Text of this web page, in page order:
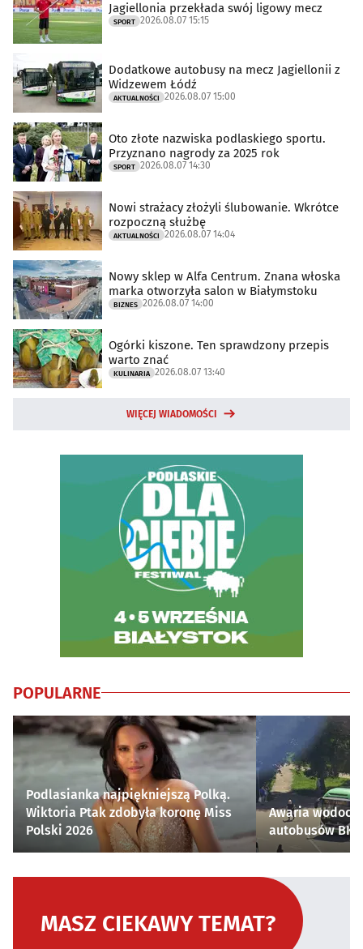
Jagiellonia przekłada swój ligowy mecz
SPORT 2026.08.07 15:15
Dodatkowe autobusy na mecz Jagiellonii z
Widzewem Łódź
AKTUALNOŚCI 2026.08.07 15:00
Oto złote nazwiska podlaskiego sportu.
Przyznano nagrody za 2025 rok
SPORT 2026.08.07 14:30
Nowi strażacy złożyli ślubowanie. Wkrótce
rozpoczną służbę
AKTUALNOŚCI 2026.08.07 14:04
Nowy sklep w Alfa Centrum. Znana włoska
marka otworzyła salon w Białymstoku
BIZNES 2026.08.07 14:00
Ogórki kiszone. Ten sprawdzony przepis
warto znać
KULINARIA 2026.08.07 13:40
WIĘCEJ WIADOMOŚCI
POPULARNE
Podlasianka najpiękniejszą Polką.
Wiktoria Ptak zdobyła koronę Miss
Polski 2026
Awaria
autobusów
MASZ CIEKAWY TEMAT?